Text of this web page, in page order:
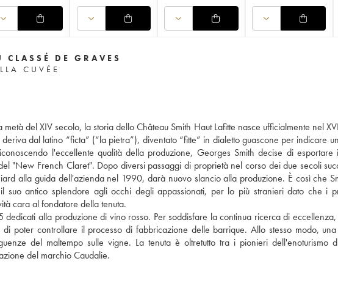
DE GRAVES
CUVÉE
del XIV secolo, la storia dello Château Smith Haut Lafitte nasce ufficialmente nel
dal latino “ficta” (“la pietra”), diventato “fitte” in dialetto guascone per indicare
l'eccellente qualità della produzione, Georges Smith decise di
"New French Claret". Dopo diversi passaggi di proprietà nel corso dei due secoli
alla guida dell'azienda nel 1990, darà nuovo slancio alla produzione. È così che
suo antico splendore agli occhi degli appassionati, per lo più stranieri dato che i
cara al fondatore della tenuta.
alla produzione di vino rosso. Per soddisfare la continua ricerca di
di poter controllare il processo di fabbricazione delle barrique. Allo stesso modo,
del maltempo sulle vigne. La tenuta è oltretutto tra i pionieri dell'enoturismo
del marchio Caudalie.